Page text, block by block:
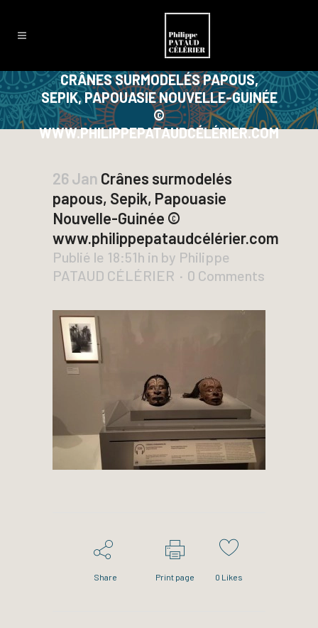
CRÂNES SURMODELÉS PAPOUS,
SEPIK, PAPOUASIE NOUVELLE-GUINÉE
©
WWW.PHILIPPEPATAUDCÉLÉRIER.COM
26 Jan Crânes surmodelés
papous, Sepik, Papouasie
Nouvelle-Guinée ©
www.philippepataudcélérier.com
Publié le 18:51h in by Philippe
PATAUD CÉLÉRIER
0 Comments
Share Print page 0 Likes